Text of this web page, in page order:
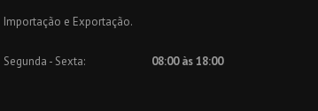
Importação e Exportação.
Segunda - Sexta: 08:00 às 18:00